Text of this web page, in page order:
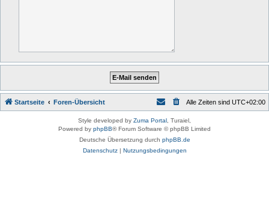
Startseite Foren-Übersicht Alle Zeiten sind UTC+02:00
Style developed by Zuma Portal , Turaiel,
Powered by phpBB® Forum Software © phpBB Limited
Deutsche Übersetzung durch phpBB.de
Datenschutz| Nutzungsbedingungen